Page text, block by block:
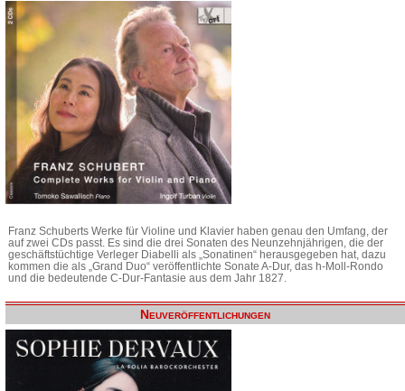
Franz Schuberts Werke für Violine und Klavier haben genau den Umfang, der
auf zwei CDs passt. Es sind die drei Sonaten des Neunzehnjährigen, die der
geschäftstüchtige Verleger Diabelli als „Sonatinen“ herausgegeben hat, dazu
kommen die als „Grand Duo“ veröffentlichte Sonate A-Dur, das h-Moll-Rondo
und die bedeutende C-Dur-Fantasie aus dem Jahr 1827.
Neuveröffentlichungen